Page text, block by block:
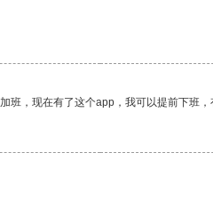
，现在有了这个app，我可以提前下班，